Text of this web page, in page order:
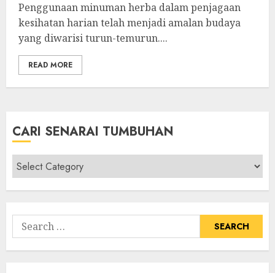
Penggunaan minuman herba dalam penjagaan
kesihatan harian telah menjadi amalan budaya
yang diwarisi turun-temurun....
READ MORE
CARI SENARAI TUMBUHAN
Cari
Senarai
Tumbuhan
Search
for: